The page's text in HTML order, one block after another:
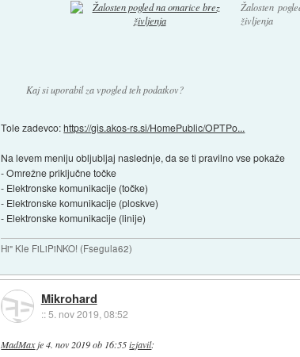
Žalosten
življenja
Kaj si uporabil za vpogled teh podatkov?
Tole zadevco:https://gis.akos-rs.si/HomePublic/OPTPo...
Na levem meniju obljubljaj naslednje, da se ti pravilno vse pokaže
- Omrežne priključne točke
- Elektronske komunikacije (točke)
- Elektronske komunikacije (ploskve)
- Elektronske komunikacije (linije)
Hi" Kle FiLiPiNKO! (Fsegula62)
Mikrohard
::5. nov 2019, 08:52
MadMaxje4. nov 2019 ob 16:55 izjavil: